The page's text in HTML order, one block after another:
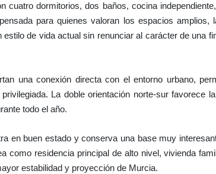
cuatro dormitorios, dos baños, cocina
para quienes valoran los espacios
estilo de vida actual sin renunciar al carácter de una
una conexión directa con el entorno urbano,
La doble orientación norte-sur favorece
todo el año.
en buen estado y conserva una base muy
como residencia principal de alto nivel, vivienda
estabilidad y proyección de Murcia.